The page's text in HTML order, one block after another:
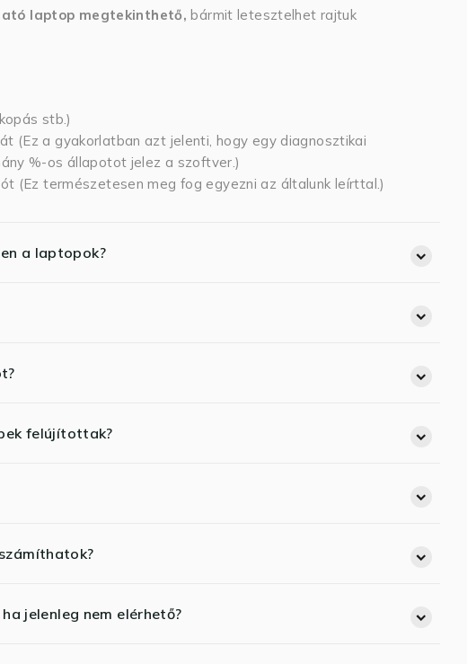
laptop megtekinthető,bármit letesztelhet rajtuk
stb.)
(Ez a gyakorlatban azt jelenti, hogy egy diagnosztikai
%-os állapotot jelez a szoftver.)
(Ez természetesen meg fog egyezni az általunk leírttal.)
a laptopok?
felújítottak?
jelenleg nem elérhető?